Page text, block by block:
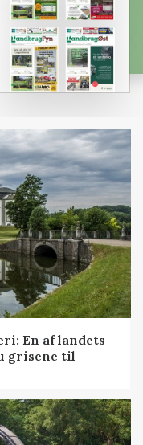
En af landets
grisene til